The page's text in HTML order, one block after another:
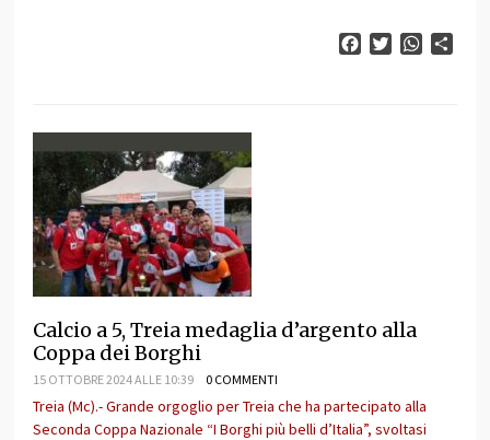
FacebookTwitter
Calcio a 5, Treia medaglia d’argento alla
Coppa dei Borghi
15 OTTOBRE 2024 ALLE 10:39 0 COMMENTI
Treia (Mc).- Grande orgoglio per Treia che ha partecipato alla
Seconda Coppa Nazionale “I Borghi più belli d’Italia”, svoltasi